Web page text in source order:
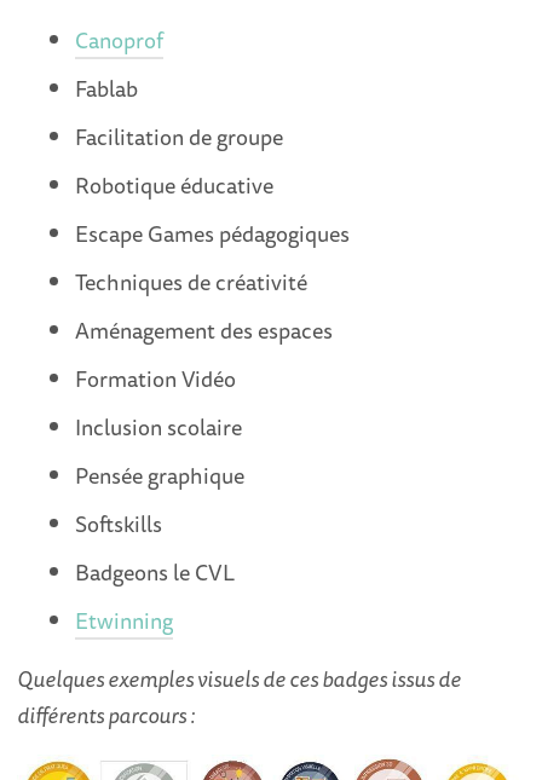
Canoprof
Fablab
Facilitation de groupe
Robotique éducative
Escape Games pédagogiques
Techniques de créativité
Aménagement des espaces
Formation Vidéo
Inclusion scolaire
Pensée graphique
Softskills
Badgeons le CVL
Etwinning
Quelques exemples visuels de ces badges issus de
différents parcours :